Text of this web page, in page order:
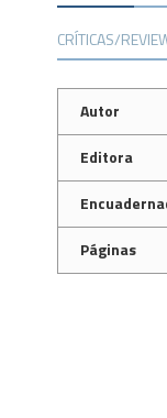
CRÍTICAS/
Autor
Editora
Páginas